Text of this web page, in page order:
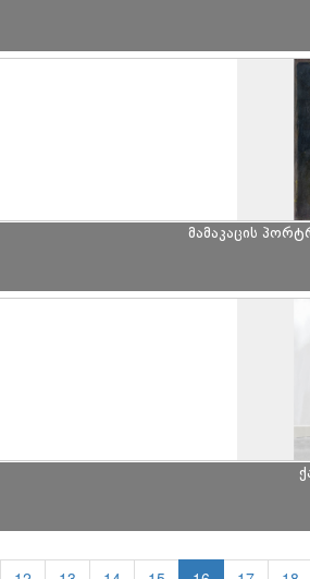
მამაკაცის